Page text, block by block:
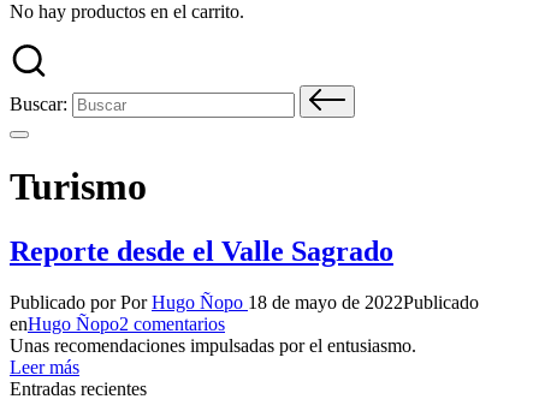
No hay productos en el carrito.
Buscar:
Turismo
Reporte desde el Valle Sagrado
Publicado por PorHugo Ñopo 18 de mayo de 2022Publicado
enHugo Ñopo2 comentarios
Unas recomendaciones impulsadas por el entusiasmo.
Leer más
Entradas recientes